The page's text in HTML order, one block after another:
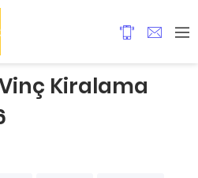
Kiralama